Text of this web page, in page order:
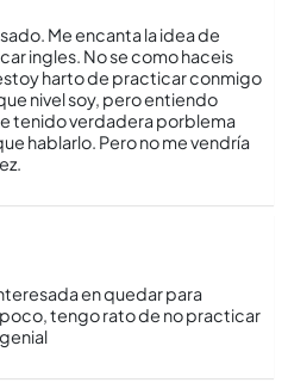
Me encanta la idea de
ingles. No se como haceis
harto de practicar conmigo
nivel soy, pero entiendo
tenido verdadera porblema
hablarlo. Pero no me vendría
en quedar para
tengo rato de no practicar